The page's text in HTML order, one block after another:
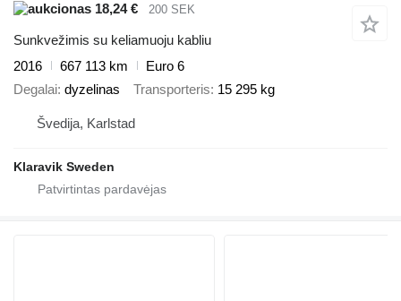
18,24 €
200 SEK
Sunkvežimis su keliamuoju kabliu
2016
667 113 km
Euro 6
Degalai dyzelinas Transporteris 15 295 kg
Švedija, Karlstad
Klaravik Sweden